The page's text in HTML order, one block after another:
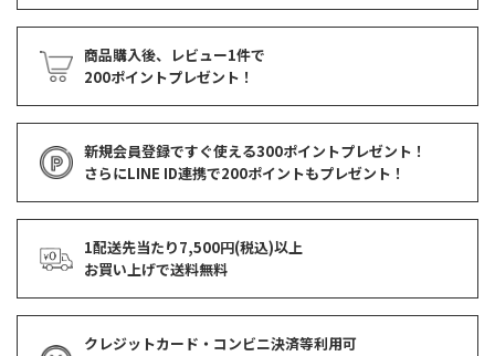
商品購入後、レビュー1件で
200ポイントプレゼント！
新規会員登録ですぐ使える300ポイントプレゼント！
さらにLINE ID連携で200ポイントもプレゼント！
1配送先当たり7,500円(税込)以上
お買い上げで送料無料
クレジットカード・コンビニ決済等利用可